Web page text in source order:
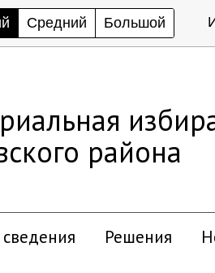
Средний Большой
района
Решения